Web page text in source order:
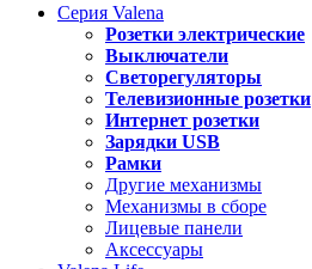
Серия Valena
Розетки электрические
Выключатели
Светорегуляторы
Телевизионные розетки
Интернет розетки
Зарядки USB
Рамки
Другие механизмы
Механизмы в сборе
Лицевые панели
Аксессуары